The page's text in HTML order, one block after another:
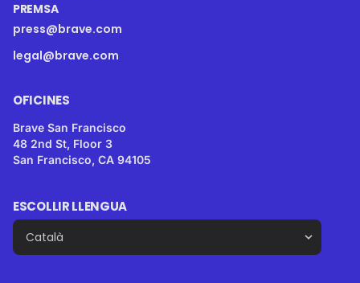
PREMSA
press@brave.com
legal@brave.com
OFICINES
Brave San Francisco
48 2nd St, Floor 3
San Francisco, CA 94105
ESCOLLIR LLENGUA